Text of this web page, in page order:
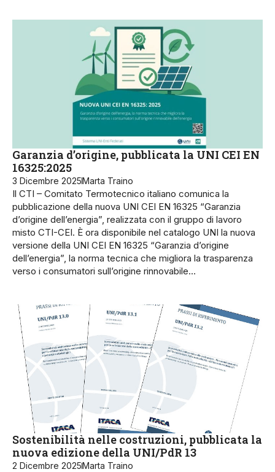
Garanzia d’origine, pubblicata la UNI CEI EN
16325:2025
3 Dicembre 2025Marta Traino
Il CTI – Comitato Termotecnico italiano comunica la
pubblicazione della nuova UNI CEI EN 16325 “Garanzia
d’origine dell’energia”, realizzata con il gruppo di lavoro
misto CTI-CEI. È ora disponibile nel catalogo UNI la nuova
versione della UNI CEI EN 16325 “Garanzia d’origine
dell’energia”, la norma tecnica che migliora la trasparenza
verso i consumatori sull’origine rinnovabile…
Sostenibilità nelle costruzioni, pubblicata la
nuova edizione della UNI/PdR 13
2 Dicembre 2025Marta Traino